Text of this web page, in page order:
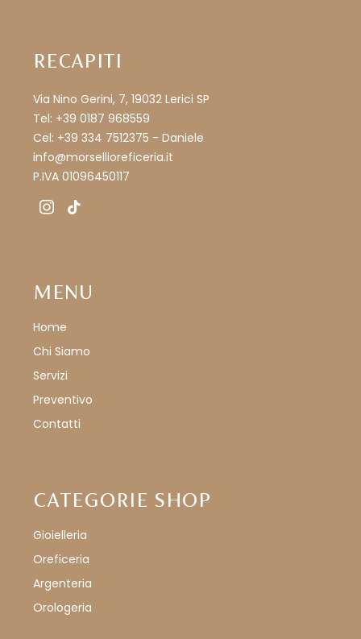
RECAPITI
Via Nino Gerini, 7, 19032 Lerici SP
Tel: +39 0187 968559
Cel: +39 334 7512375 - Daniele
info@morsellioreficeria.it
P.IVA 01096450117
instagram
tiktok
MENU
Home
Chi Siamo
Servizi
Preventivo
Contatti
CATEGORIE SHOP
Gioielleria
Oreficeria
Argenteria
Orologeria